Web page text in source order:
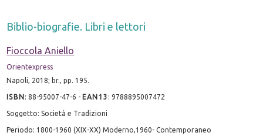
Biblio-biografie. Libri e lettori
Fioccola Aniello
Orientexpress
Napoli, 2018; br., pp. 195.
ISBN:88-95007-47-6 - EAN13 :9788895007472
Soggetto: Società e Tradizioni
Periodo: 1800-1960 (XIX-XX) Moderno,1960- Contemporaneo